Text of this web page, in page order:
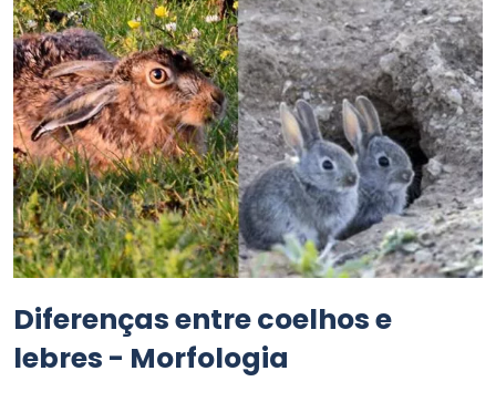
Diferenças entre coelhos e
lebres - Morfologia